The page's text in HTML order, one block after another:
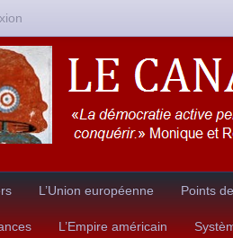
L’Union européenne Points
L’Empire américain